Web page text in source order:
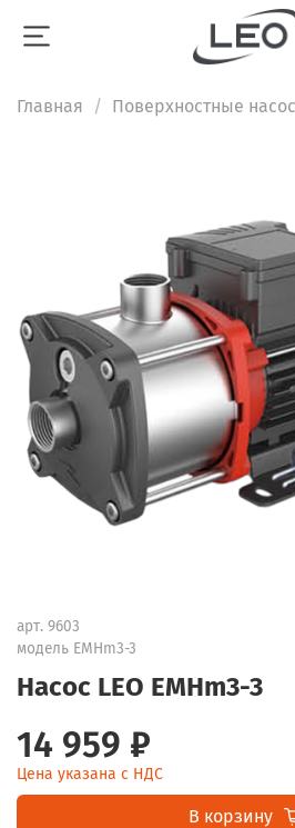
Главная Поверхностные
арт. 9603
модель EMHm3-3
Насос LEO EMHm3-3
14 959 ₽
Цена указана с НДС
В корзину